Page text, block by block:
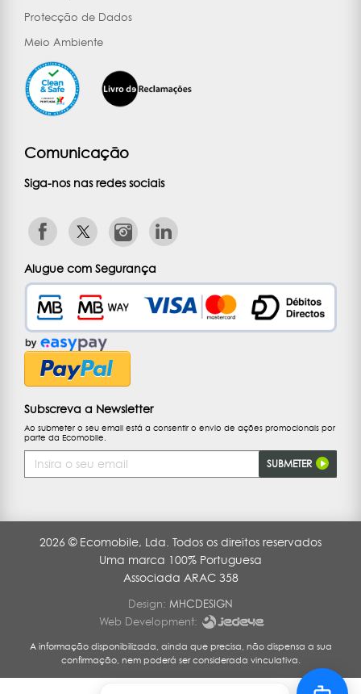
Protecção de Dados
Meio Ambiente
Comunicação
Siga-nos nas redes sociais
Alugue com Segurança
Subscreva a Newsletter
Ao submeter o seu email está a consentir o envio de ações promocionais por
parte da Ecomobile.
de
Email
SUBMETER
2026 © Ecomobile, Lda. Todos os direitos reservados
Uma marca 100% Portuguesa
Associada ARAC 358
Design: MHCDESIGN
Web Development:
A informação disponibilizada, ainda que precisa, não dispensa a sua
confirmação, nem poderá ser considerada vinculativa.